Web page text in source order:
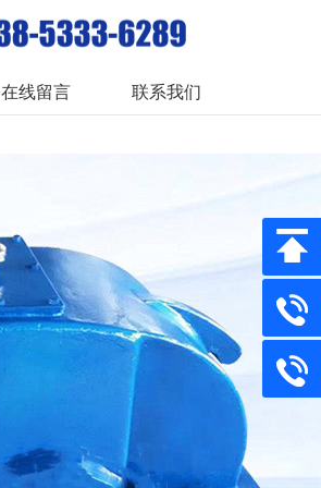
在线留言 联系我们